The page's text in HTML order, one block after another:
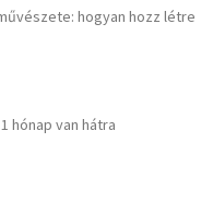
hogyan hozz létre
hónap van hátra